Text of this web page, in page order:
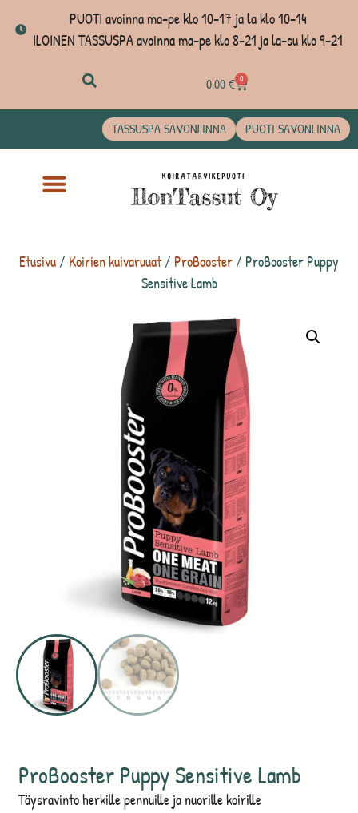
PUOTI avoinna ma-pe klo 10-17 ja la klo 10-14
ILOINEN TASSUSPA avoinna ma-pe klo 8-21 ja la-su klo 9-21
0,00€ 0
TASSUSPA SAVONLINNA PUOTI SAVONLINNA
Etusivu /Koirien kuivaruuat/ ProBooster / ProBooster Puppy
Sensitive Lamb
ProBooster Puppy Sensitive Lamb
Täysravinto herkille pennuille ja nuorille koirille